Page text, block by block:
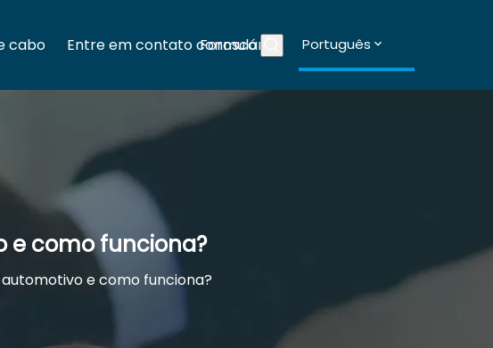
cabo Entre em contato conosco
Formulários Blogs
Português
e como funciona?
e como funciona?